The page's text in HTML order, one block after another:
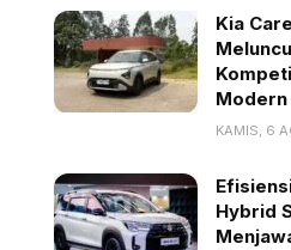
Kia
Modern
KAMIS, 6
Hybrid